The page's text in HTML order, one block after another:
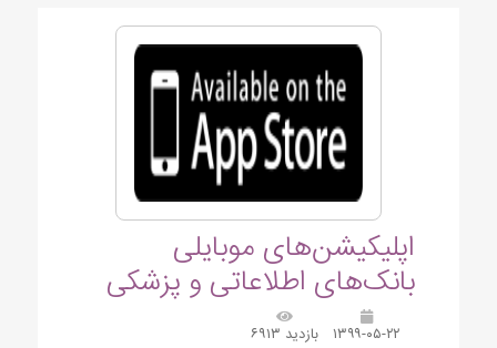
اپلیکیشن‌های موبایلی
بانک‌های اطلاعاتی و پزشکی
۱۳۹۹-۰۵-۲۲ بازدید ۶۹۱۳